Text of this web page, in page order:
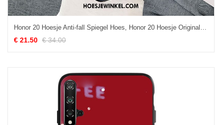
Honor 20 Hoesje Anti-fall Spiegel Hoes, Honor 20 Hoesje Original Persoonlijk
€ 21.50 € 34.00